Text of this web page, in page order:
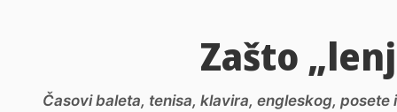
Zašto
Časovi baleta, tenisa, klavira, engleskog,